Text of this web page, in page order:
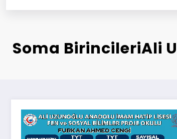
Soma BirincileriAli